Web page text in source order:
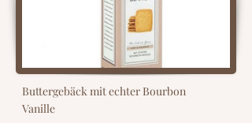
Buttergebäck mit echter Bourbon
Vanille